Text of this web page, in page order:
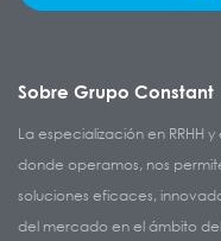
Sobre Grupo Constant
La especialización en RRHH
donde operamos, nos
soluciones eficaces,
del mercado en el ámbito